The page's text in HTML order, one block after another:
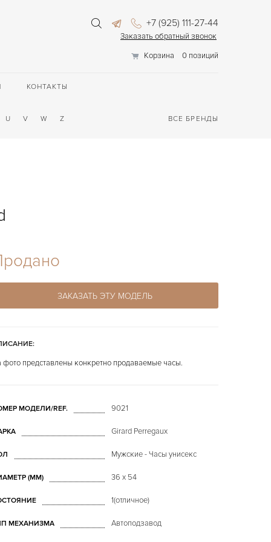
+7 (925) 111-27-44
Заказать обратный звонок
Корзина
0 позиций
КОНТАКТЫ
U V W Z ВСЕ БРЕНДЫ
ЗАКАЗАТЬ ЭТУ МОДЕЛЬ
фото представлены конкретно продаваемые часы.
МОДЕЛИ/REF. 9021
Girard Perregaux
Мужские - Часы унисекс
(MM) 36 x 54
1(отличное)
МЕХАНИЗМА Автоподзавод